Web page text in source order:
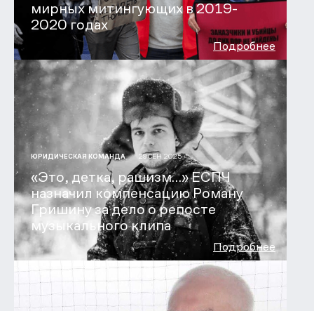
мирных митингующих в 2019-
2020 годах
Подробнее
ЮРИДИЧЕСКАЯ КОМАНДА 29 СЕН 2025
«Это, детка, рашизм…» ЕСПЧ
назначил компенсацию Роману
Гришину за дело о репосте
музыкального клипа
Подробнее